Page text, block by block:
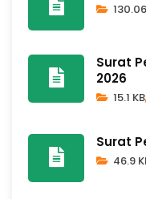
Surat
2026
15.1 KB
Surat
46.9